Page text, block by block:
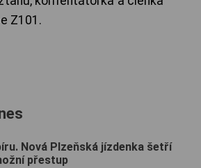
Z101.
Nová Plzeňská jízdenka šetří
přestup